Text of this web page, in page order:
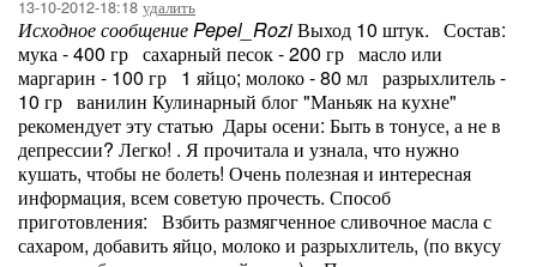
13-10-2012-18:18 удалить
Исходное сообщение Pepel_RoziВыход 10 штук. Состав:
мука - 400 гр сахарный песок - 200 гр масло или
маргарин - 100 гр 1 яйцо; молоко - 80 мл разрыхлитель -
10 гр ванилин Кулинарный блог "Маньяк на кухне"
рекомендует эту статью Дары осени: Быть в тонусе, а не в
депрессии? Легко! . Я прочитала и узнала, что нужно
кушать, чтобы не болеть! Очень полезная и интересная
информация, всем советую прочесть. Способ
приготовления: Взбить размягченное сливочное масла с
сахаром, добавить яйцо, молоко и разрыхлитель, (по вкусу